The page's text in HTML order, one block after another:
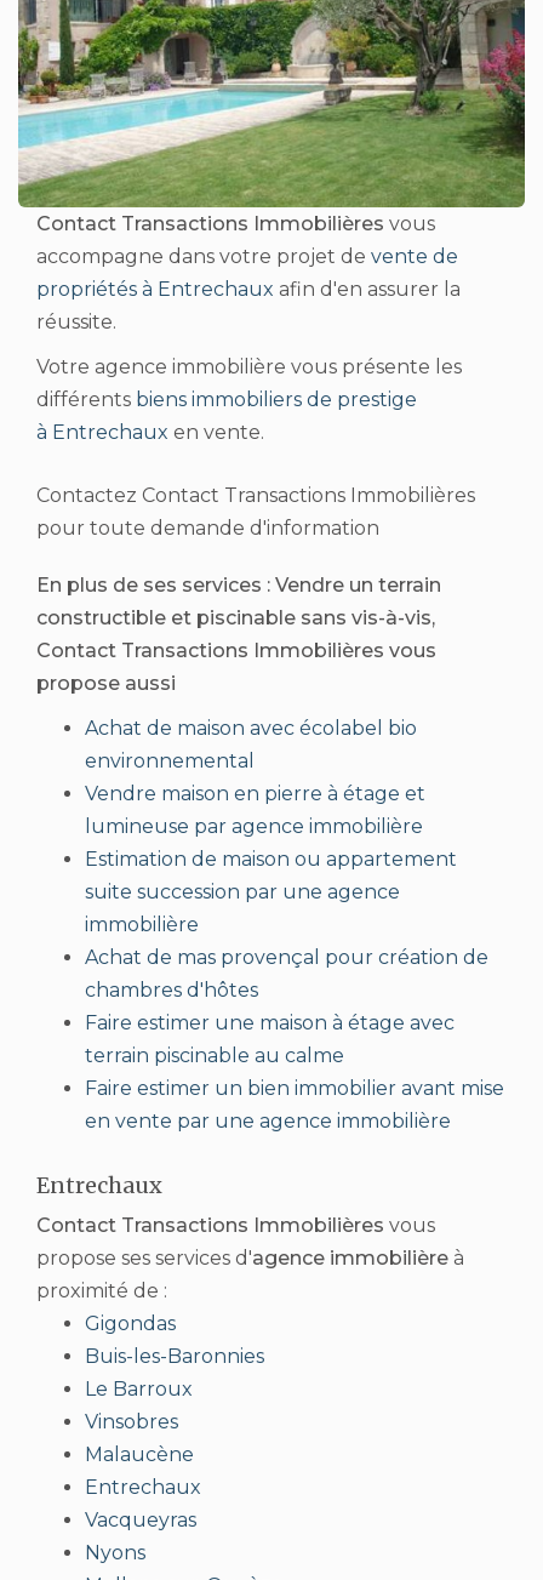
Contact Transactions Immobilières vous
accompagne dans votre projet de vente de
propriétés à Entrechaux afin d'en assurer la
réussite.
Votre agence immobilière vous présente les
différents biens immobiliers de prestige
à Entrechaux en vente.
Contactez Contact Transactions Immobilières
pour toute demande d'information
En plus de ses services : Vendre un terrain
constructible et piscinable sans vis-à-vis,
Contact Transactions Immobilières vous
propose aussi
Achat de maison avec écolabel bio
environnemental
Vendre maison en pierre à étage et
lumineuse par agence immobilière
Estimation de maison ou appartement
suite succession par une agence
immobilière
Achat de mas provençal pour création de
chambres d'hôtes
Faire estimer une maison à étage avec
terrain piscinable au calme
Faire estimer un bien immobilier avant mise
en vente par une agence immobilière
Entrechaux
Contact Transactions Immobilières vous
propose ses services d'agence immobilière à
proximité de :
Gigondas
Buis-les-Baronnies
Le Barroux
Vinsobres
Malaucène
Entrechaux
Vacqueyras
Nyons